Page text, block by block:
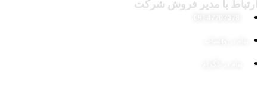
ارتباط با مدیر فروش شرکت